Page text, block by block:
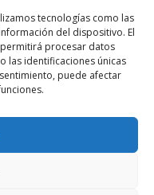
tecnologías como las
del dispositivo. El
procesar datos
las identificaciones únicas
puede afectar
de Cookies
de Privacidad
pagina web